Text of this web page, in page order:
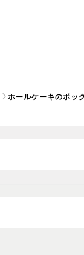
ホールケーキのボッ